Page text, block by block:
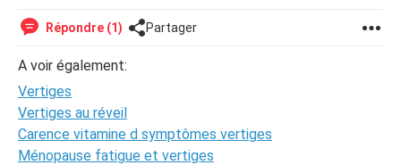
Répondre (1) Partager
A voir également:
Vertiges
Vertiges au réveil
Carence vitamine d symptômes vertiges
Ménopause fatigue et vertiges